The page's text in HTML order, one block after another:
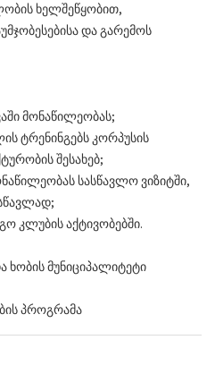
ხელშეწყობით,
და გარემოს
მონაწილეობას;
ტრენინგებს კორპუსის
შესახებ;
სასწავლო ვიზიტში,
კლუბის აქტივობებში.
ხობის მუნიციპალიტეტი
პროგრამა